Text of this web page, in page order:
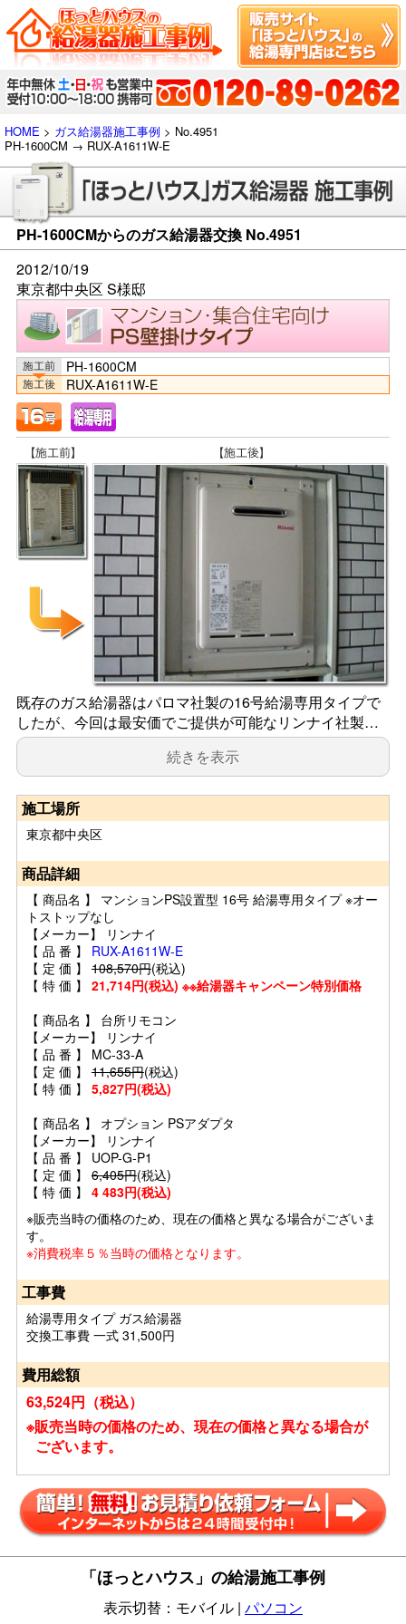
HOME > ガス給湯器施工事例 > No.4951
PH-1600CM → RUX-A1611W-E
PH-1600CMからのガス給湯器交換 No.4951
2012/10/19
東京都中央区 S様邸
PH-1600CM
RUX-A1611W-E
既存のガス給湯器はパロマ社製の16号給湯専用タイプで
したが、今回は最安価でご提供が可能なリンナイ社製…
続きを表示
施工場所
東京都中央区
商品詳細
【 商品名 】 マンションPS設置型 16号 給湯専用タイプ ※オー
トストップなし
【メーカー】 リンナイ
【 品 番 】 RUX-A1611W-E
【 定 価 】 108,570円(税込)
【 特 価 】 21,714円(税込) ※※給湯器キャンペーン特別価格
【 商品名 】 台所リモコン
【メーカー】 リンナイ
【 品 番 】 MC-33-A
【 定 価 】 11,655円(税込)
【 特 価 】 5,827円(税込)
【 商品名 】 オプション PSアダプタ
【メーカー】 リンナイ
【 品 番 】 UOP-G-P1
【 定 価 】 6,405円(税込)
【 特 価 】 4 483円(税込)
※販売当時の価格のため、現在の価格と異なる場合がございま
す。
※消費税率５％当時の価格となります。
工事費
給湯専用タイプ ガス給湯器
交換工事費 一式 31,500円
費用総額
63,524円（税込）
※販売当時の価格のため、現在の価格と異なる場合が
ございます。
「ほっとハウス」の給湯施工事例
表示切替：モバイル | パソコン